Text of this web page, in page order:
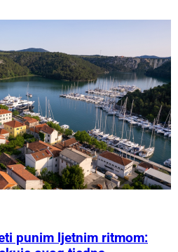
punim ljetnim ritmom: